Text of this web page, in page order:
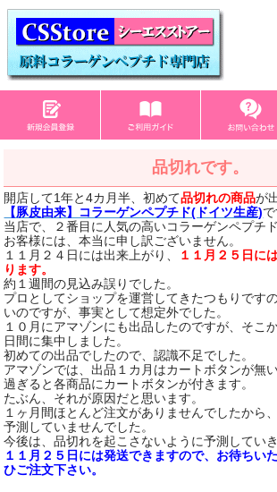
品切れです。
開店して1年と4カ月半、初めて品切れの商品が
【豚皮由来】コラーゲンペプチド(ドイツ生産)で
当店で、２番目に人気の高いコラーゲンペプチド
お客様には、本当に申し訳ございません。
１１月２４日には出来上がり、
１１月２５日に
ります。
約１週間の見込み誤りでした。
プロとしてショップを運営してきたつもりです
いのですが、事実として想定外でした。
１０月にアマゾンにも出品したのですが、そこ
日間に集中しました。
初めての出品でしたので、認識不足でした。
アマゾンでは、出品１カ月はカートボタンが無
過ぎると各商品にカートボタンが付きます。
たぶん、それが原因だと思います。
１ヶ月間ほとんど注文がありませんでしたから
予測していませんでした。
今後は、品切れを起こさないように予測していき
１１月２５日には発送できますので、お待ちい
ひご注文下さい。